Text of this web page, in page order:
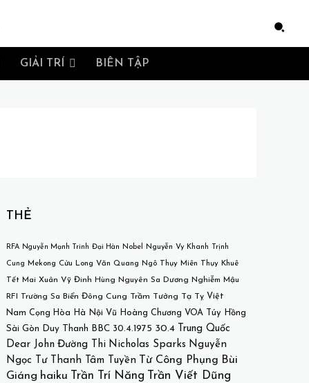
GIẢI TRÍ BIÊN TẬP
THẺ
RFA Nguyễn Mạnh Trinh Đại Hàn Nobel Nguyễn Vy Khanh Trịnh
Cung Mekong Cửu Long Văn Quang Ngô Thụy Miên
Thụy Khuê
Tết Mai Xuân Vỹ Đinh Hùng Nguyên Sa Dương Nghiễm Mậu
RFI
Trường Sa Biển Đông Cung Trầm Tưởng Tạ Tỵ Việt
Nam Cọng Hòa
Hà Nội Vũ Hoàng Chương VOA
Túy Hồng
Sài Gòn
Duy Thanh BBC 30.4.1975 30.4 Trung Quốc
Dear John Đường Thi Nicholas Sparks Nguyễn
Ngọc Tư Thanh Tâm Tuyền Từ Công Phụng Bùi
Giáng haiku Trần Trí Năng
Trần Viết Dũng